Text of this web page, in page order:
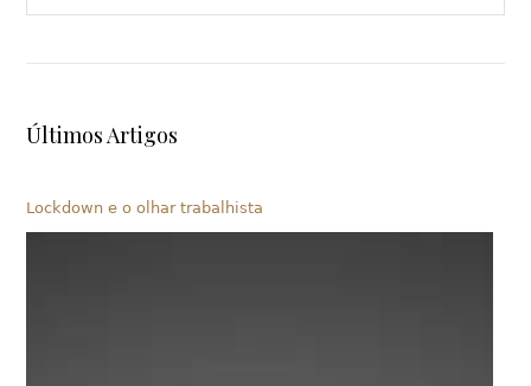
Últimos Artigos
Lockdown e o olhar trabalhista